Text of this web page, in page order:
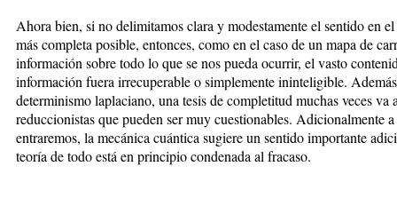
Ahora bien, si no delimitamos clara y modestamente el sentido en
más completa posible, entonces, como en el caso de un mapa de
información sobre todo lo que se nos pueda ocurrir, el vasto
información fuera irrecuperable o simplemente ininteligible.
determinismo laplaciano, una tesis de completitud muchas veces va
reduccionistas que pueden ser muy cuestionables. Adicionalmente
entraremos, la mecánica cuántica sugiere un sentido importante
teoría de todo está en principio condenada al fracaso.